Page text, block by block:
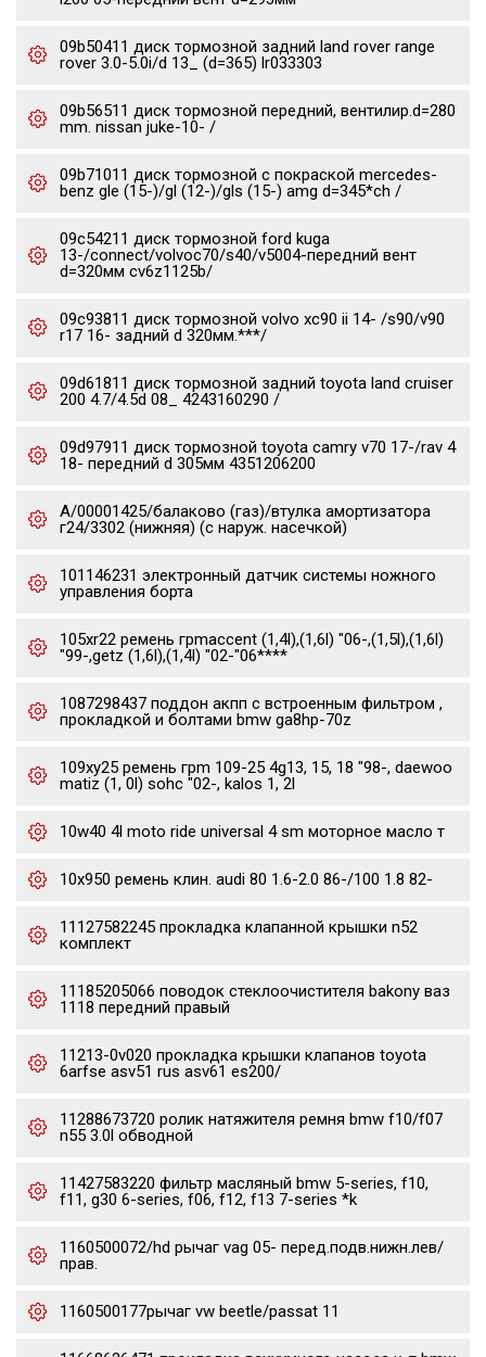
09b50411 диск тормозной задний land rover range
rover 3.0-5.0i/d 13_ (d=365) lr033303
09b56511 диск тормозной передний, вентилир.d=280
mm. nissan juke-10- /
09b71011 диск тормозной с покраской mercedes-
benz gle (15-)/gl (12-)/gls (15-) amg d=345*ch /
09c54211 диск тормозной ford kuga
13-/connect/volvoc70/s40/v5004-передний вент
d=320мм cv6z1125b/
09c93811 диск тормозной volvo xc90 ii 14- /s90/v90
r17 16- задний d 320мм.***/
09d61811 диск тормозной задний toyota land cruiser
200 4.7/4.5d 08_ 4243160290 /
09d97911 диск тормозной toyota camry v70 17-/rav 4
18- передний d 305мм 4351206200
А/00001425/балаково (газ)/втулка амортизатора
г24/3302 (нижняя) (с наруж. насечкой)
101146231 электронный датчик системы ножного
управления борта
105xr22 ремень грmaccent (1,4l),(1,6l) "06-,(1,5l),(1,6l)
"99-,getz (1,6l),(1,4l) "02-"06****
1087298437 поддон акпп с встроенным фильтром ,
прокладкой и болтами bmw ga8hp-70z
109xy25 ремень грm 109-25 4g13, 15, 18 "98-, daewoo
matiz (1, 0l) sohc "02-, kalos 1, 2l
10w40 4l moto ride universal 4 sm моторное масло т
10x950 ремень клин. audi 80 1.6-2.0 86-/100 1.8 82-
11127582245 прокладка клапанной крышки n52
комплект
11185205066 поводок стеклоочистителя bakony ваз
1118 передний правый
11213-0v020 прокладка крышки клапанов toyota
6arfse asv51 rus asv61 es200/
11288673720 ролик натяжителя ремня bmw f10/f07
n55 3.0l обводной
11427583220 фильтр масляный bmw 5-series, f10,
f11, g30 6-series, f06, f12, f13 7-series *k
1160500072/hd рычаг vag 05- перед.подв.нижн.лев/
прав.
1160500177рычаг vw beetle/passat 11